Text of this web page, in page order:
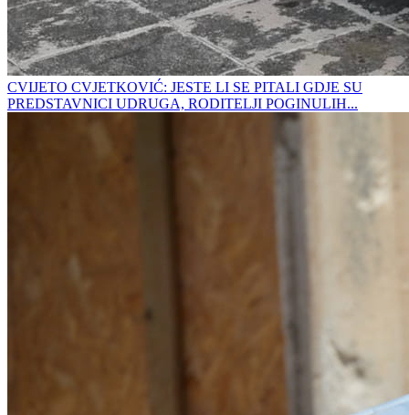
CVIJETO CVJETKOVIĆ: JESTE LI SE PITALI GDJE SU
PREDSTAVNICI UDRUGA, RODITELJI POGINULIH...